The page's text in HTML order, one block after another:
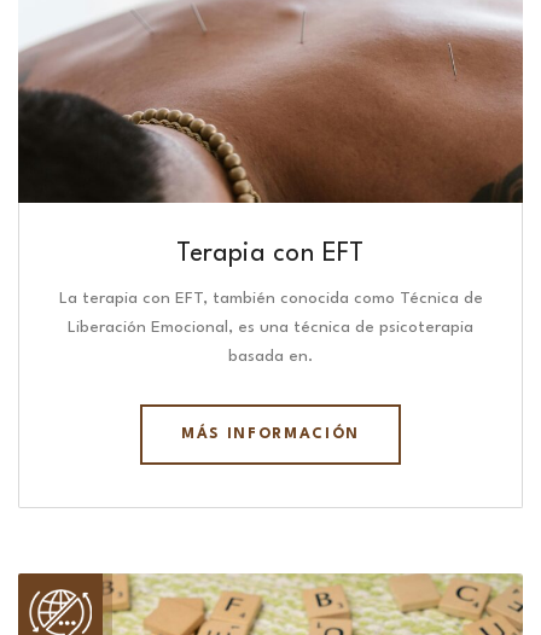
Terapia con EFT
La terapia con EFT, también conocida como Técnica de
Liberación Emocional, es una técnica de psicoterapia
basada en.
MÁS INFORMACIÓN